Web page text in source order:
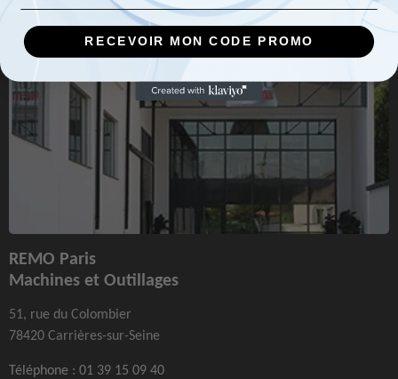
REMO Paris
Machines et Outillages
51, rue du Colombier
78420 Carrières-sur-Seine
Téléphone : 01 39 15 09 40
RECEVOIR MON CODE PROMO